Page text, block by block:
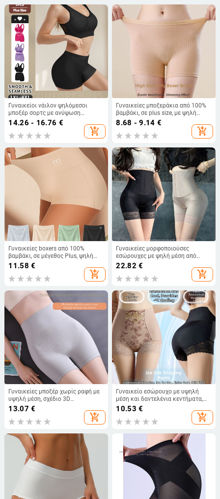
Γυναικείοι νάιλον ψηλόμεσοι
μποξέρ σορτς με ανύψωση
γλουτών, διαπνοή
14.26 - 16.76 €
add_shopping_cart
Γυναικείες μποξεράκια από 100%
βαμβάκι, σε plus size, με ψηλή
μέση, αναπνοή και επένδυση από
βαμβάκι
8.68 - 9.14 €
add_shopping_cart
Γυναικείες boxers από 100%
βαμβάκι, σε μέγεθος Plus, ψηλή
μέση, μονόχρωμες, αναπνέουν και
άνετες, αδιαφανείς
11.58 €
add_shopping_cart
Γυναικείες μορφοποιούσες
εσώρουχες με ψηλή μέση από
νάιλον – σχηματισμός κοιλιάς,
διαπνοή, αντιβακτηριακή
επένδυση καβάλου
22.82 €
add_shopping_cart
Γυναικείες μποξέρ χωρίς ραφή με
υψηλή μέση, σχέδιο 3D
honeycomb, νάιλον ύφασμα,
βαμβακερή επένδυση στην περιοχή
της κοιλιάς, στήριξη γοφών και
13.07 €
add_shopping_cart
Γυναικείο εσώρουχο με υψηλή
μέση και δαντελένια κεντήματα,
αναπνεύσιμο νάιλον, έλεγχο
κοιλιάς και ανύψωση γλουτών
10.53 €
add_shopping_cart